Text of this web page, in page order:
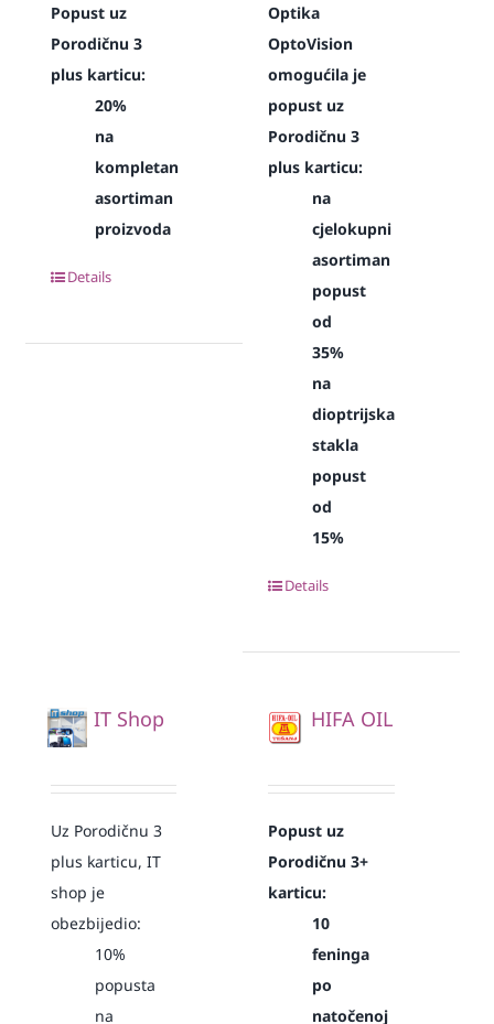
Popust uz
Porodičnu 3
plus karticu:
20%
na
kompletan
asortiman
proizvoda
Details
Optika
OptoVision
omogućila je
popust uz
Porodičnu 3
plus karticu:
na
cjelokupni
asortiman
popust
od
35%
na
dioptrijska
stakla
popust
od
15%
Details
IT Shop
Uz Porodičnu 3
plus karticu, IT
shop je
obezbijedio:
10%
popusta
na
HIFA OIL
Popust uz
Porodičnu 3+
karticu:
10
feninga
po
natočenoj